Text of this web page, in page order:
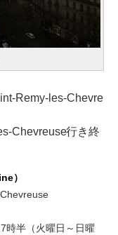
Remy-les-Chevre
Chevreuse行き終
）
時半（火曜日～日曜